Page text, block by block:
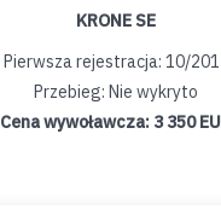
KRONE SE
Pierwsza rejestracja: 10/
Przebieg: Nie wykryto
Cena wywoławcza: 3 350